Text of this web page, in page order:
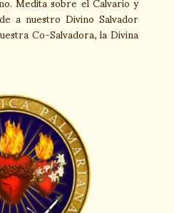
a nuestro Divino Salvador
Co-Salvadora, la Divina